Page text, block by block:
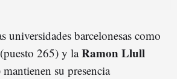
universidades barcelonesas como
(puesto 265) y laRamon Llull
su presencia